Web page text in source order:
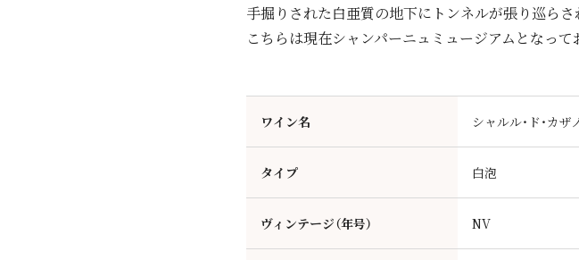
手掘りされた白亜質の地下にトンネルが張り巡らさ
こちらは現在シャンパーニュミュージアムとなって
ワイン名 シャルル・ド・カザ
タイプ 白泡
ヴィンテージ（年号） NV